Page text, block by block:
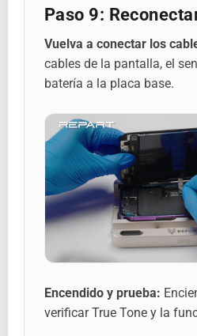
Paso 9:
Vuelva a conectar los
cables de la pantalla, el
batería a la placa base.
Encendido y prueba:
verificar True Tone y la